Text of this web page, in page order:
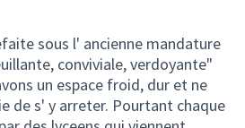
sous l' ancienne mandature
conviviale, verdoyante"
un espace froid, dur et ne
de s' y arreter. Pourtant chaque